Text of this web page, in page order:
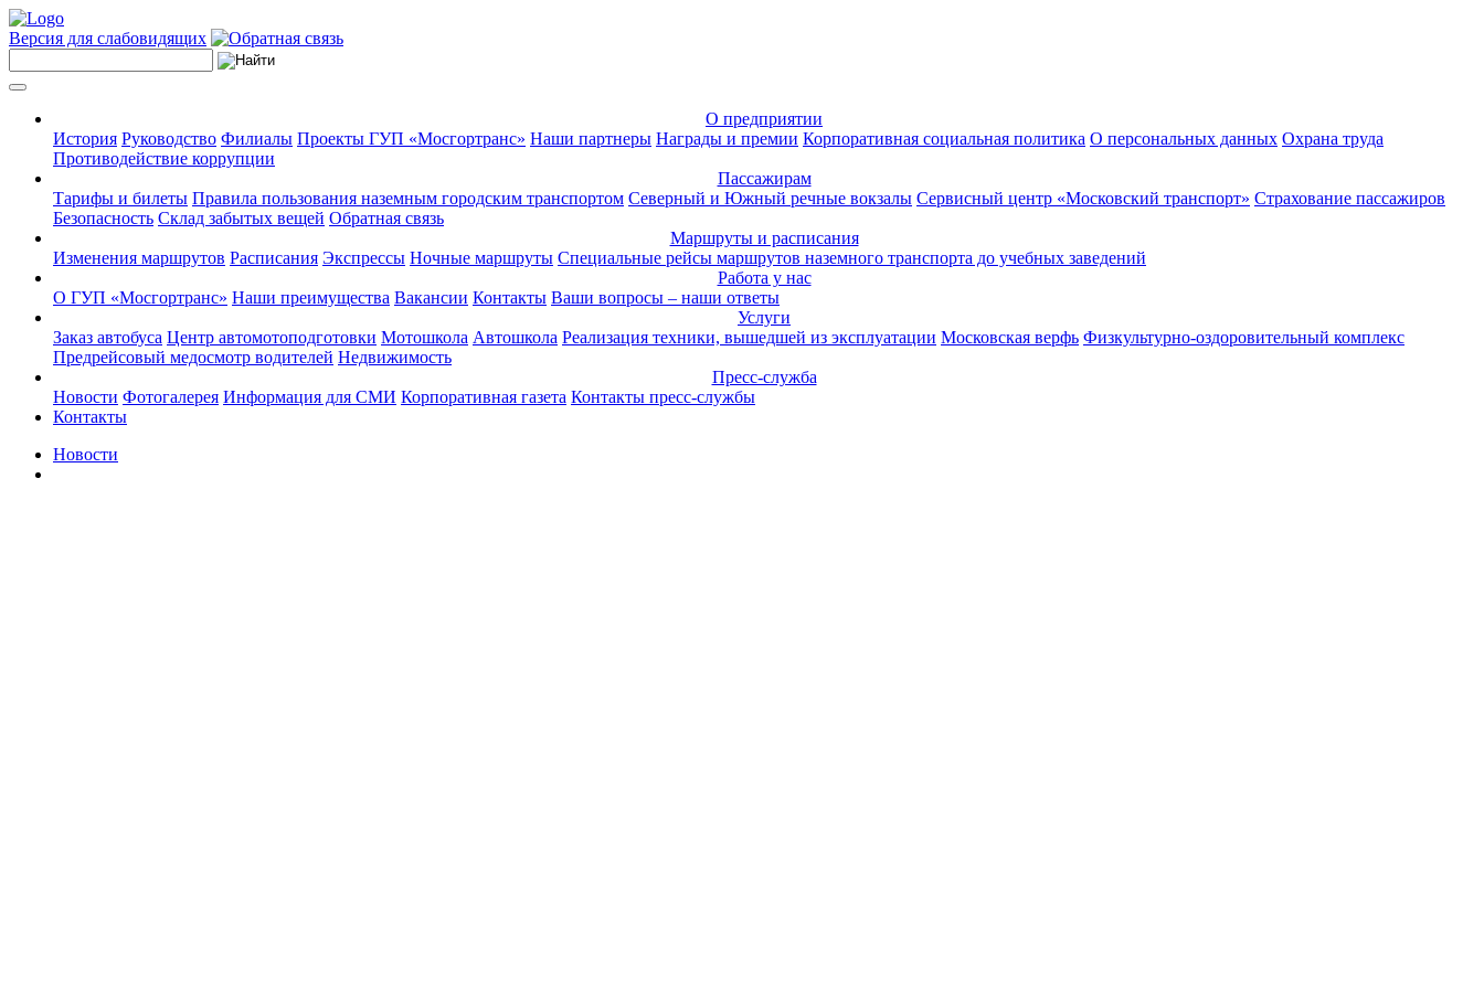
Версия для слабовидящих
О предприятии
История Руководство Филиалы Проекты ГУП «Мосгортранс» Наши партнеры Награды и премии Корпоративная социальная политика О персональных данных Охрана труда
Противодействие коррупции
Пассажирам
Тарифы и билеты Правила пользования наземным городским транспортом Северный и Южный речные вокзалы Сервисный центр «Московский транспорт» Страхование пассажиров
Безопасность Склад забытых вещей Обратная связь
Маршруты и расписания
Изменения маршрутов Расписания Экспрессы Ночные маршруты Специальные рейсы маршрутов наземного транспорта до учебных заведений
Работа у нас
О ГУП «Мосгортранс» Наши преимущества Вакансии Контакты Ваши вопросы – наши ответы
Услуги
Заказ автобуса Центр автомотоподготовки Мотошкола Автошкола Реализация техники, вышедшей из эксплуатации Московская верфь Физкультурно-оздоровительный комплекс
Предрейсовый медосмотр водителей Недвижимость
Пресс-служба
Новости Фотогалерея Информация для СМИ Корпоративная газета Контакты пресс-службы
Контакты
Новости